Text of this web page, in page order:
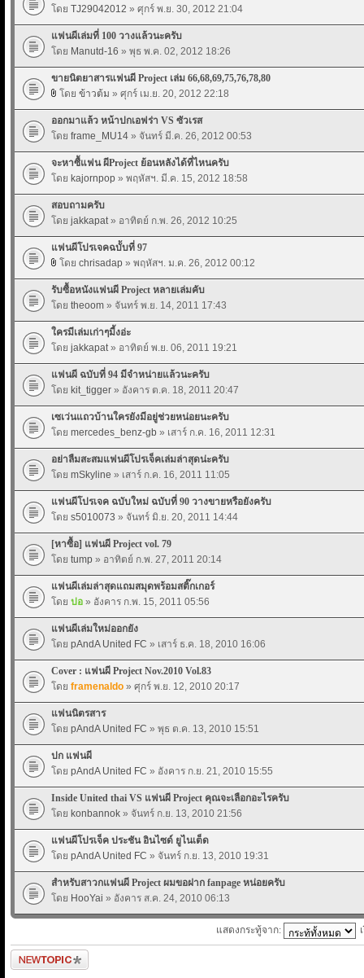
โดย TJ29042012 » ศุกร์ พ.ย. 30, 2012 21:04
แฟนผีเล่มที่ 100 วางแล้วนะครับ
โดย Manutd-16 » พุธ พ.ค. 02, 2012 18:26
ขายนิตยาสารแฟนผี Project เล่ม 66,68,69,75,76,78,80
โดย ข้าวต้ม » ศุกร์ เม.ย. 20, 2012 22:18
ออกมาแล้ว หน้าปกเอฟร่า VS ซัวเรส
โดย frame_MU14 » จันทร์ มี.ค. 26, 2012 00:53
จะหาซื้แฟน ผีProject ย้อนหลังได้ที่ไหนครับ
โดย kajornpop » พฤหัสฯ. มี.ค. 15, 2012 18:58
สอบถามครับ
โดย jakkapat» อาทิตย์ ก.พ. 26, 2012 10:25
แฟนผีโปรเจคฉบัับที่ 97
โดย chrisadap » พฤหัสฯ. ม.ค. 26, 2012 00:12
รับซื้อหนังแฟนผี Project หลายเล่มคับ
โดย theoom » จันทร์ พ.ย. 14, 2011 17:43
ใครมีเล่มเก่าๆมี้งอ่ะ
โดย jakkapat» อาทิตย์ พ.ย. 06, 2011 19:21
แฟนผี ฉบับที่ 94 มีจำหน่ายแล้วนะครับ
โดย kit_tigger » อังคาร ต.ค. 18, 2011 20:47
เซเว่นแถวบ้านใครยังมีอยู่ช่วยหน่อยนะครับ
โดย mercedes_benz-gb » เสาร์ ก.ค. 16, 2011 12:31
อย่าลืมสะสมแฟนผีโปรเจ็คเล่มล่าสุดน่ะครับ
โดย mSkyline » เสาร์ ก.ค. 16, 2011 11:05
แฟนผีโปรเจค ฉบับใหม่ ฉบับที่ 90 วางขายหรือยังครับ
โดย s5010073 » จันทร์ มิ.ย. 20, 2011 14:44
[หาซื้อ] แฟนผี Project vol. 79
โดย tump » อาทิตย์ ก.พ. 27, 2011 20:14
แฟนผีเล่มล่าสุดแถมสมุดพร้อมสติ๊กเกอร์
โดย ปอ » อังคาร ก.พ. 15, 2011 05:56
แฟนผีเล่มใหม่ออกยัง
โดย pAndA United FC » เสาร์ ธ.ค. 18, 2010 16:06
Cover : แฟนผี Project Nov.2010 Vol.83
โดย framenaldo » ศุกร์ พ.ย. 12, 2010 20:17
แฟนนิตรสาร
โดย pAndA United FC » พุธ ต.ค. 13, 2010 15:51
ปก แฟนผี
โดย pAndA United FC » อังคาร ก.ย. 21, 2010 15:55
Inside United thai VS แฟนผี Project คุณจะเลือกอะไรครับ
โดย konbannok » จันทร์ ก.ย. 13, 2010 21:56
แฟนผีโปรเจ็ค ประชัน อินไซด์ ยูไนเต็ด
โดย pAndA United FC » จันทร์ ก.ย. 13, 2010 19:31
สำหรับสาวกแฟนผี Project ผมขอฝาก fanpage หน่อยครับ
โดย HooYai » อังคาร ส.ค. 24, 2010 06:13
แสดงกระทู้จาก:
ตั้งกระทู้ใหม่